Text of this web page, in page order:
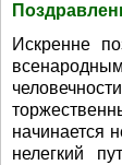
Искренне
начинается
нелегкий